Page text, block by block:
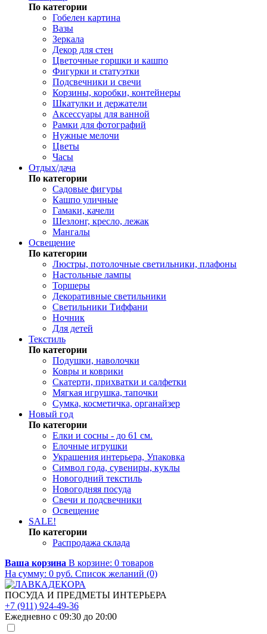
По категории
Гобелен картина
Вазы
Зеркала
Декор для стен
Цветочные горшки и кашпо
Фигурки и статуэтки
Подсвечники и свечи
Корзины, коробки, контейнеры
Шкатулки и держатели
Аксессуары для ванной
Рамки для фотографий
Нужные мелочи
Цветы
Часы
Отдых/дача
По категории
Садовые фигуры
Кашпо уличные
Гамаки, качели
Шезлонг, кресло, лежак
Мангалы
Освещение
По категории
Люстры, потолочные светильники, плафоны
Настольные лампы
Торшеры
Декоративные светильники
Светильники Тиффани
Ночник
Для детей
Текстиль
По категории
Подушки, наволочки
Ковры и коврики
Скатерти, прихватки и салфетки
Мягкая игрушка, тапочки
Сумка, косметичка, органайзер
Новый год
По категории
Елки и сосны - до 61 см.
Елочные игрушки
Украшения интерьера, Упаковка
Символ года, сувениры, куклы
Новогодний текстиль
Новогодняя посуда
Свечи и подсвечники
Освещение
SALE!
По категории
Распродажа склада
Ваша корзина В корзине: 0 товаров
На сумму: 0 руб. Список желаний (0)
ПОСУДА И ПРЕДМЕТЫ ИНТЕРЬЕРА
+7 (911) 924-49-36
Ежедневно с 09:30 до 20:00